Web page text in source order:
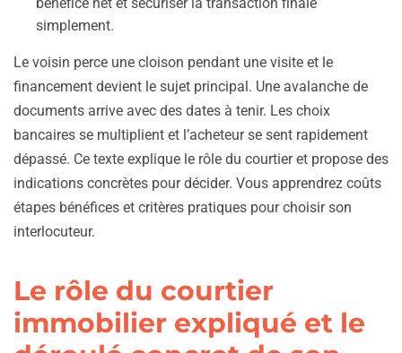
simplement.
Le voisin perce une cloison pendant une visite et le
financement devient le sujet principal. Une avalanche de
documents arrive avec des dates à tenir. Les choix
bancaires se multiplient et l’acheteur se sent rapidement
dépassé. Ce texte explique le rôle du courtier et propose des
indications concrètes pour décider. Vous apprendrez coûts
étapes bénéfices et critères pratiques pour choisir son
interlocuteur.
Le rôle du courtier
immobilier expliqué et le